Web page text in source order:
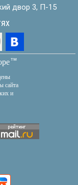
двор 3, П-15
тм
сайта
и